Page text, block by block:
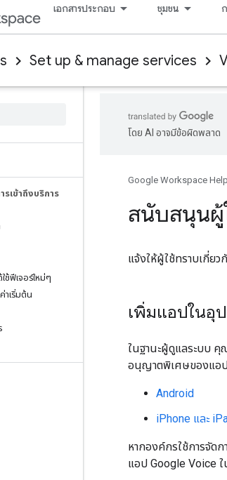
เอกสารประกอบ ชุมชน
Set up & manage services
รเข้าถึงบริการ
ช้ฟีเจอร์ใหม่ๆ
าเริ่มต้น
โดย AI อาจมีข้อผิดพลาด
Google Workspace Help
สนับสนุนผู้
แจ้งให้ผู้ใช้ทราบเกี่ย
เพิ่มแอปในอุ
ในฐานะผู้ดูแลระบบ คุ
อนุญาตพิเศษของแอป
Android
iPhone และ
หากองค์กรใช้การจัด
แอป Google Voice